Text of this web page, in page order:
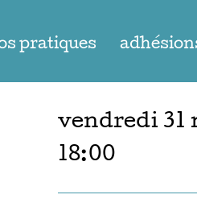
pratiques
vendredi 31
18:00